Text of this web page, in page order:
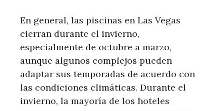
En general, las piscinas ​en‌ Las Vegas
cierran durante el invierno,
especialmente de octubre ‌a marzo,
aunque‌ algunos complejos ‌pueden
adaptar sus temporadas de acuerdo con
las condiciones climáticas. Durante ⁤el
invierno, la mayoría de los hoteles